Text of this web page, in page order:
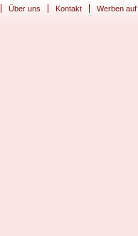
Über uns Kontakt Werben